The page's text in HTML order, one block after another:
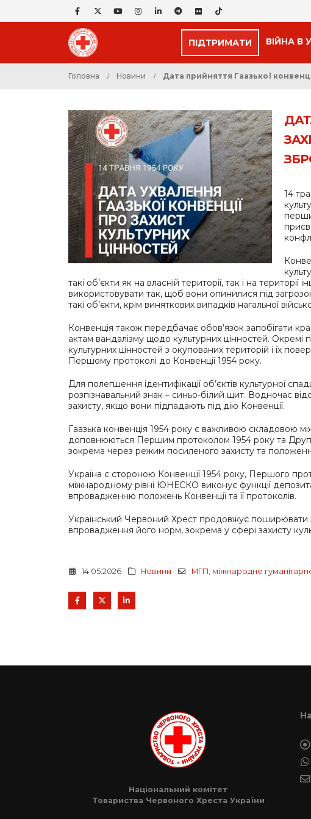
ПІДТРИМАТИ ВІЙНА В
Головна Новини Дата прийняття Гаазької
14
такі об’єкти як на власній території, так і на
використовувати так, щоб вони опинилися під
такі об’єкти, крім виняткових випадків нагальної
Конвенція також передбачає обов’язок запобігати
актам вандалізму щодо культурних цінностей.
культурних цінностей з окупованих територій і їх
Першому протоколі до Конвенції 1954 року.
Для полегшення ідентифікації об’єктів культурної
розпізнавальний знак – синьо-білий щит. Водночас
захисту, якщо вони підпадають під дію Конвенції.
Гаазька конвенція 1954 року є важливою складовою
доповнюються Першим протоколом 1954 року та
зокрема через режим посиленого захисту та
Україна є стороною Конвенції 1954 року, Першого
міжнародному рівні ЮНЕСКО виконує функції
впровадженню положень Конвенції та її протоколів.
Український Червоний Хрест продовжує поширювати
впровадження його норм, зокрема у сфері захисту
14.05.2026 Новини МГП, міжнародне
Національний комітет
Товариства Червоного Хреста України